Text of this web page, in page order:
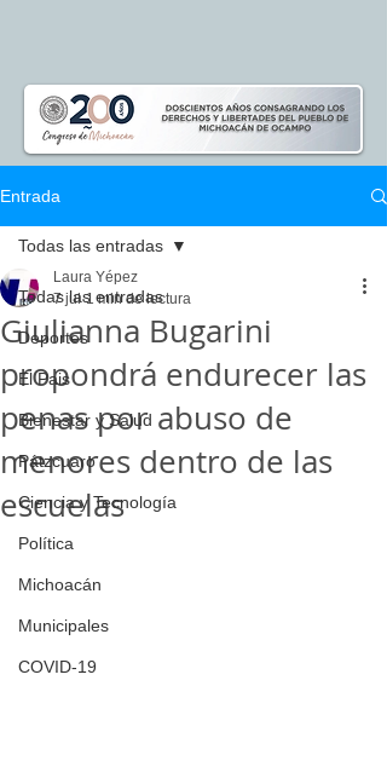
Entrada
Todas las entradas
Deportes
El Pais
Bienestar y Salud
Pátzcuaro
Ciencia y Tecnología
Política
Michoacán
Municipales
COVID-19
Todas las entradas
Giulianna Bugarini
propondrá endurecer las
penas por abuso de
menores dentro de las
escuelas
Laura Yépez
7 jul 1 min de lectura